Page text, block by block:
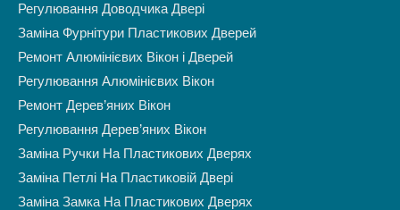
Регулювання Доводчика Двері
Заміна Фурнітури Пластикових Дверей
Ремонт Алюмінієвих Вікон і Дверей
Регулювання Алюмінієвих Вікон
Ремонт Дерев’яних Вікон
Регулювання Дерев’яних Вікон
Заміна Ручки На Пластикових Дверях
Заміна Петлі На Пластиковій Двері
Заміна Замка На Пластикових Дверях